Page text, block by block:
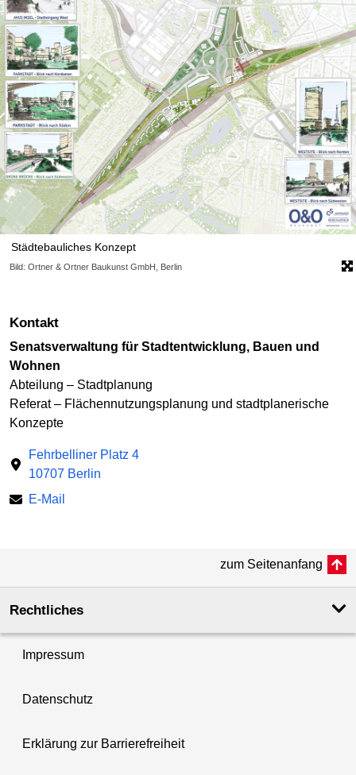
Städtebauliches Konzept
Bild: Ortner & Ortner Baukunst GmbH, Berlin
Kontakt
Senatsverwaltung für Stadtentwicklung, Bauen und
Wohnen
Abteilung – Stadtplanung
Referat – Flächennutzungsplanung und stadtplanerische
Konzepte
Fehrbelliner Platz 4
10707 Berlin
E-Mail
zum Seitenanfang
Rechtliches
Impressum
Datenschutz
Erklärung zur Barrierefreiheit